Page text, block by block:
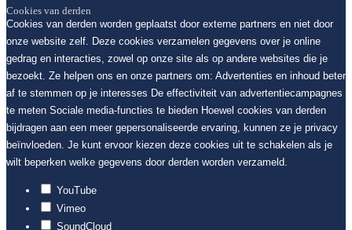
Cookies van derden
Cookies van derden worden geplaatst door externe partners en niet door
onze website zelf. Deze cookies verzamelen gegevens over je online
gedrag en interacties, zowel op onze site als op andere websites die je
bezoekt. Ze helpen ons en onze partners om: Advertenties en inhoud beter
af te stemmen op je interesses De effectiviteit van advertentiecampagnes
te meten Sociale media-functies te bieden Hoewel cookies van derden
bijdragen aan een meer gepersonaliseerde ervaring, kunnen ze je privacy
beïnvloeden. Je kunt ervoor kiezen deze cookies uit te schakelen als je
wilt beperken welke gegevens door derden worden verzameld.
YouTube
Vimeo
SoundCloud